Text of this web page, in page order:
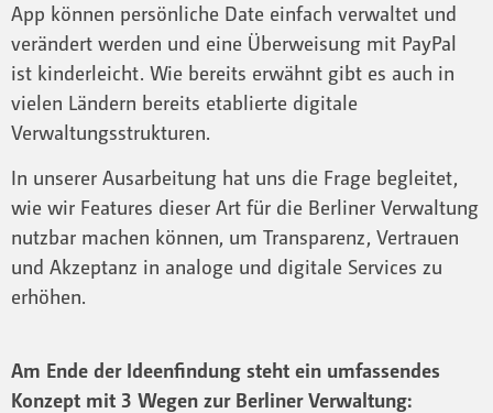
App können persönliche Date einfach verwaltet und
verändert werden und eine Überweisung mit PayPal
ist kinderleicht. Wie bereits erwähnt gibt es auch in
vielen Ländern bereits etablierte digitale
Verwaltungsstrukturen.
In unserer Ausarbeitung hat uns die Frage begleitet,
wie wir Features dieser Art für die Berliner Verwaltung
nutzbar machen können, um Transparenz, Vertrauen
und Akzeptanz in analoge und digitale Services zu
erhöhen.
Am Ende der Ideenfindung steht ein umfassendes
Konzept mit 3 Wegen zur Berliner Verwaltung: